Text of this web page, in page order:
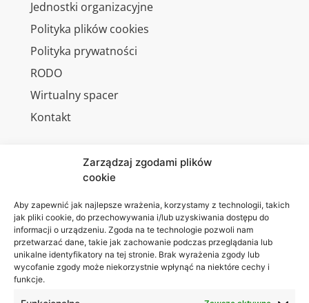
Zarządzaj zgodami plików
cookie
Aby zapewnić jak najlepsze wrażenia, korzystamy z technologii, takich
jak pliki cookie, do przechowywania i/lub uzyskiwania dostępu do
informacji o urządzeniu. Zgoda na te technologie pozwoli nam
przetwarzać dane, takie jak zachowanie podczas przeglądania lub
unikalne identyfikatory na tej stronie. Brak wyrażenia zgody lub
wycofanie zgody może niekorzystnie wpłynąć na niektóre cechy i
funkcje.
Jednostki organizacyjne
Polityka plików cookies
Polityka prywatności
RODO
Wirtualny spacer
Kontakt
Akademia
WSEI
ul.
Projektowa
4